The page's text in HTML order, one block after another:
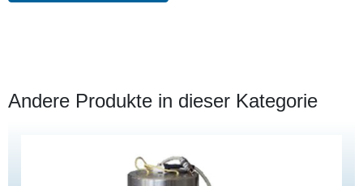
Andere Produkte in dieser Kategorie